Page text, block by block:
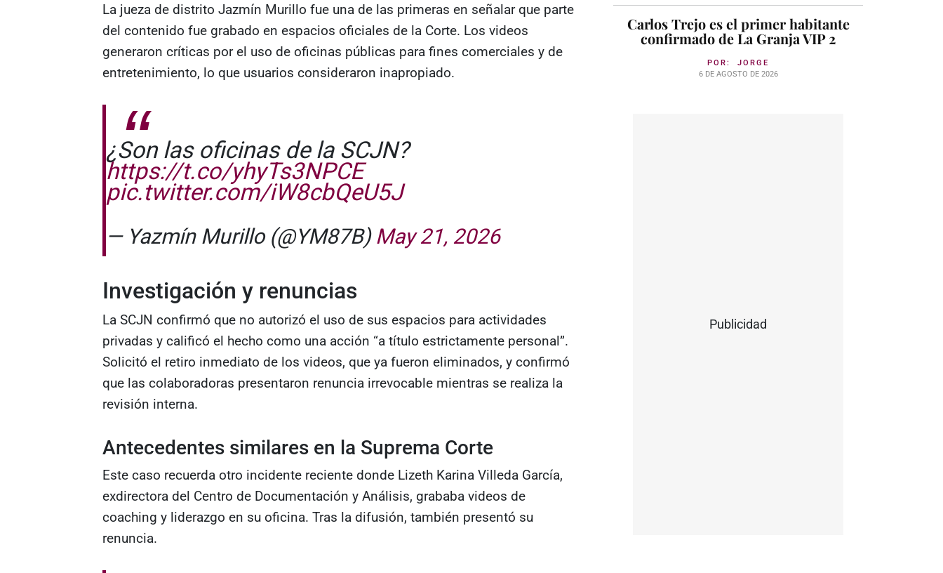
La jueza de distrito Jazmín Murillo fue una de las primeras en señalar que parte
del contenido fue grabado en espacios oficiales de la Corte. Los videos
generaron críticas por el uso de oficinas públicas para fines comerciales y de
entretenimiento, lo que usuarios consideraron inapropiado.
¿Son las oficinas de la SCJN?
https://t.co/yhyTs3NPCE
pic.twitter.com/iW8cbQeU5J
— Yazmín Murillo (@YM87B) May 21, 2026
Investigación y renuncias
La SCJN confirmó que no autorizó el uso de sus espacios para actividades
privadas y calificó el hecho como una acción “a título estrictamente personal”.
Solicitó el retiro inmediato de los videos, que ya fueron eliminados, y confirmó
que las colaboradoras presentaron renuncia irrevocable mientras se realiza la
revisión interna.
Antecedentes similares en la Suprema Corte
Este caso recuerda otro incidente reciente donde Lizeth Karina Villeda García,
exdirectora del Centro de Documentación y Análisis, grababa videos de
coaching y liderazgo en su oficina. Tras la difusión, también presentó su
renuncia.
Carlos Trejo es el primer habitante
confirmado de La Granja VIP 2
POR: JORGE
6 DE AGOSTO DE 2026
Publicidad